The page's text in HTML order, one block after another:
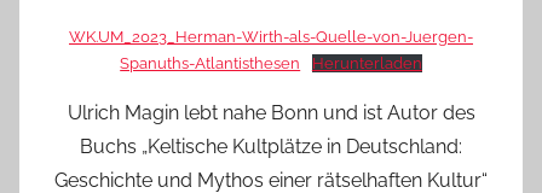
WK.UM_2023_Herman-Wirth-als-Quelle-von-Juergen-
Spanuths-Atlantisthesen
Herunterladen
Ulrich Magin lebt nahe Bonn und ist Autor des
Buchs „Keltische Kultplätze in Deutschland:
Geschichte und Mythos einer rätselhaften Kultur“